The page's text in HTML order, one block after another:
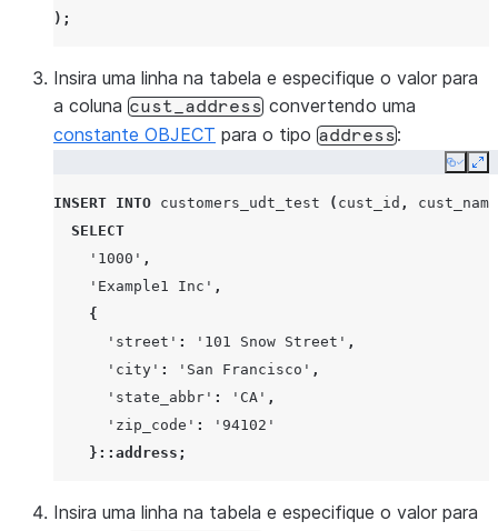
);
Insira uma linha na tabela e especifique o valor para
a coluna cust_address convertendo uma
constante OBJECT para o tipo address:
Copy
INSERT INTO customers_udt_test ( cust_id ,
cust_name
SELECT
'1000' ,
'Example1 Inc' ,
{
'street' : '101 Snow Street' ,
'city' : 'San Francisco' ,
'state_abbr' : 'CA' ,
'zip_code' :
'94102'
} ::address ;
Insira uma linha na tabela e especifique o valor para